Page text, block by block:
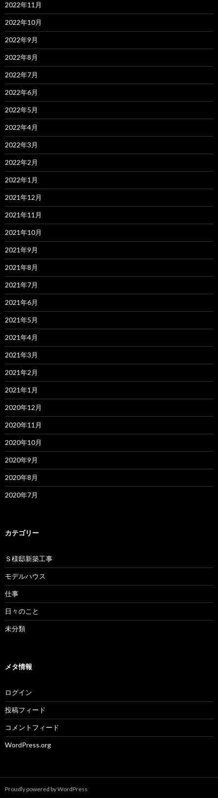
2022年11月
2022年10月
2022年9月
2022年8月
2022年7月
2022年6月
2022年5月
2022年4月
2022年3月
2022年2月
2022年1月
2021年12月
2021年11月
2021年10月
2021年9月
2021年8月
2021年7月
2021年6月
2021年5月
2021年4月
2021年3月
2021年2月
2021年1月
2020年12月
2020年11月
2020年10月
2020年9月
2020年8月
2020年7月
カテゴリー
Ｓ様邸新築工事
モデルハウス
仕事
日々のこと
未分類
メタ情報
ログイン
投稿フィード
コメントフィード
WordPress.org
Proudly powered by WordPress